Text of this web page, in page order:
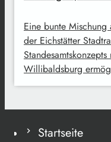
Eine bunte Mischung
der Eichstätter
Willibaldsburg
Startseite